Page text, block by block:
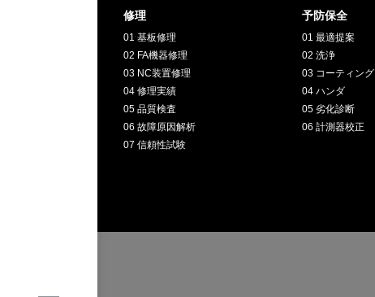
CHALLENGE
環境への取り組み
修理
01 基板修理
02 FA機器修理
03 NC装置修理
04 修理実績
05 品質検査
06 故障原因解析
07 信頼性試験
予防保全
01 最適提案
02 洗浄
03 コーティング
04 ハンダ
05 劣化診断
06 計測器校正